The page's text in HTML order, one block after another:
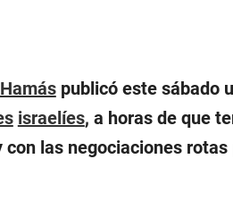
Hamáspublicó este sábado
israelíes, a horas de que
las negociaciones